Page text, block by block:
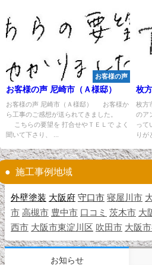
お客様の声
お客様の声 尼崎市（Ａ様邸）
お客様の声 尼崎市（Ａ様邸） お客様か
ら工事のご感想が送られてきました。
こちらの要望を 打合せやＴＥＬで よく
聞いて下さり、 ...
枚
枚方
のア
って
りが
施工事例地域
外壁塗装 大阪府 守口市 寝屋川市
市 高槻市 豊中市 口コミ 茨木市 大
西市 大阪市東淀川区 吹田市 大阪
お知らせ